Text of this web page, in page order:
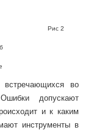
2
во
допускают
и к каким
инструменты в